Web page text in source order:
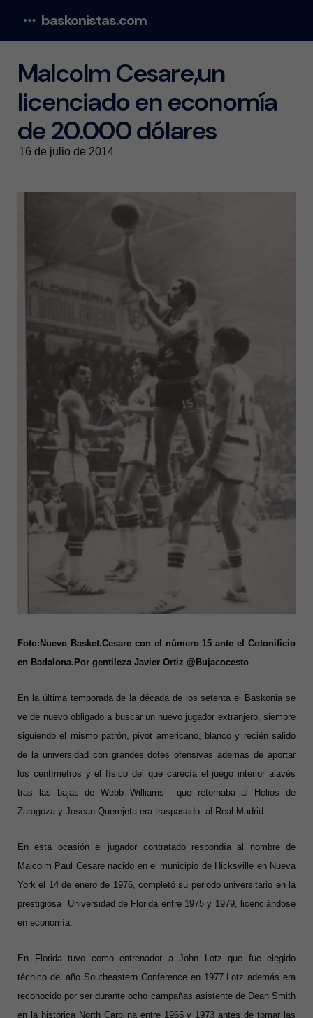
baskonistas.com
Malcolm Cesare,un
licenciado en economía
de 20.000 dólares
16 de julio de 2014
Foto:Nuevo Basket.Cesare con el número 15 ante el Cotonificio
en Badalona.Por gentileza Javier Ortiz @Bujacocesto
En la última temporada de la década de los setenta el Baskonia se
ve de nuevo obligado a buscar un nuevo jugador extranjero, siempre
siguiendo el mismo patrón, pivot americano, blanco y recién salido
de la universidad con grandes dotes ofensivas además de aportar
los centímetros y el físico del que carecía el juego interior alavés
tras las bajas de Webb Williams que retornaba al Helios de
Zaragoza y Josean Querejeta era traspasado al Real Madrid.
En esta ocasión el jugador contratado respondía al nombre de
Malcolm Paul Cesare nacido en el municipio de Hicksville en Nueva
York el 14 de enero de 1976, completó su periodo universitario en la
prestigiosa Universidad de Florida entre 1975 y 1979, licenciándose
en economía.
En Florida tuvo como entrenador a John Lotz que fue elegido
técnico del año Southeastern Conference en 1977. Lotz además era
reconocido por ser durante ocho campañas asistente de Dean Smith
en la histórica North Carolina entre 1965 y 1973 antes de tomar las